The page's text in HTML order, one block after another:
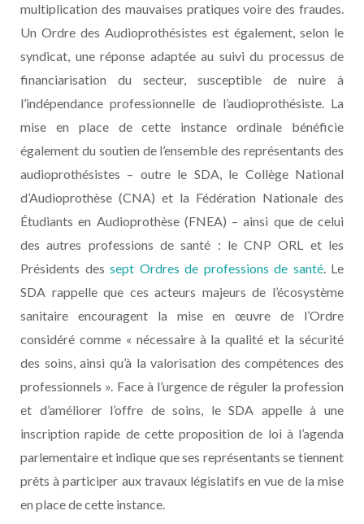
multiplication des mauvaises pratiques voire des fraudes.
Un Ordre des Audioprothésistes est également, selon le
syndicat, une réponse adaptée au suivi du processus de
financiarisation du secteur, susceptible de nuire à
l’indépendance professionnelle de l’audioprothésiste. La
mise en place de cette instance ordinale bénéficie
également du soutien de l’ensemble des représentants des
audioprothésistes – outre le SDA, le Collège National
d’Audioprothèse (CNA) et la Fédération Nationale des
Étudiants en Audioprothèse (FNEA) – ainsi que de celui
des autres professions de santé : le CNP ORL et les
Présidents des sept Ordres de professions de santé. Le
SDA rappelle que ces acteurs majeurs de l’écosystème
sanitaire encouragent la mise en œuvre de l’Ordre
considéré comme « nécessaire à la qualité et la sécurité
des soins, ainsi qu’à la valorisation des compétences des
professionnels ». Face à l’urgence de réguler la profession
et d’améliorer l’offre de soins, le SDA appelle à une
inscription rapide de cette proposition de loi à l’agenda
parlementaire et indique que ses représentants se tiennent
prêts à participer aux travaux législatifs en vue de la mise
en place de cette instance.